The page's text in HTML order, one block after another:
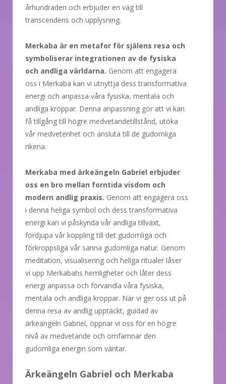
århundraden och erbjuder en väg till
transcendens och upplysning.
Merkaba är en metafor för själens resa och
symboliserar integrationen av de fysiska
och andliga världarna. Genom att engagera
oss i Merkaba kan vi utnyttja dess transformativa
energi och anpassa våra fysiska, mentala och
andliga kroppar. Denna anpassning gör att vi kan
få tillgång till högre medvetandetillstånd, utöka
vår medvetenhet och ansluta till de gudomliga
rikena.
Merkaba med ärkeängeln Gabriel erbjuder
oss en bro mellan forntida visdom och
modern andlig praxis. Genom att engagera oss
i denna heliga symbol och dess transformativa
energi kan vi påskynda vår andliga tillväxt,
fördjupa vår koppling till det gudomliga och
förkroppsliga vår sanna gudomliga natur. Genom
meditation, visualisering och heliga ritualer låser
vi upp Merkabahs hemligheter och låter dess
energi anpassa och förvandla våra fysiska,
mentala och andliga kroppar. När vi ger oss ut på
denna resa av andlig upptäckt, guidad av
ärkeängeln Gabriel, öppnar vi oss för en högre
nivå av medvetande och omfamnar den
gudomliga energin som väntar.
Ärkeängeln Gabriel och Merkaba